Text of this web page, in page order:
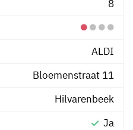
8
ALDI
Bloemenstraat 11
Hilvarenbeek
Ja